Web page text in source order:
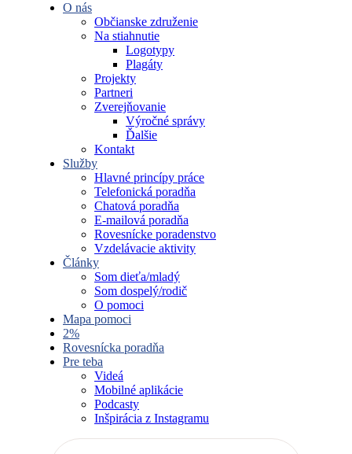
O nás
Občianske združenie
Na stiahnutie
Logotypy
Plagáty
Projekty
Partneri
Zverejňovanie
Výročné správy
Ďalšie
Kontakt
Služby
Hlavné princípy práce
Telefonická poradňa
Chatová poradňa
E-mailová poradňa
Rovesnícke poradenstvo
Vzdelávacie aktivity
Články
Som dieťa/mladý
Som dospelý/rodič
O pomoci
Mapa pomoci
2%
Rovesnícka poradňa
Pre teba
Videá
Mobilné aplikácie
Podcasty
Inšpirácia z Instagramu